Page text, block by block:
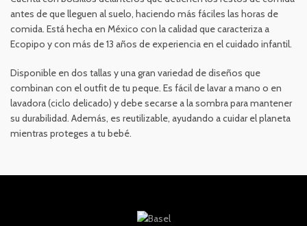
antes de que lleguen al suelo, haciendo más fáciles las horas de
comida. Está hecha en México con la calidad que caracteriza a
Ecopipo y con más de 13 años de experiencia en el cuidado infantil.
Disponible en dos tallas y una gran variedad de diseños que
combinan con el outfit de tu peque. Es fácil de lavar a mano o en
lavadora (ciclo delicado) y debe secarse a la sombra para mantener
su durabilidad. Además, es reutilizable, ayudando a cuidar el planeta
mientras proteges a tu bebé.